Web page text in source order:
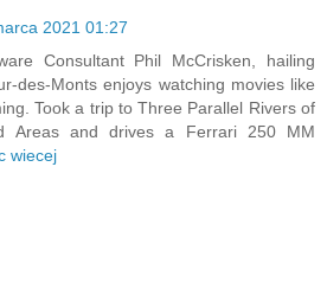
2021 01:27
Consultant Phil McCrisken, hailing
des-Monts enjoys watching movies like
Took a trip to Three Parallel Rivers of
Areas and drives a Ferrari 250 MM
wiecej